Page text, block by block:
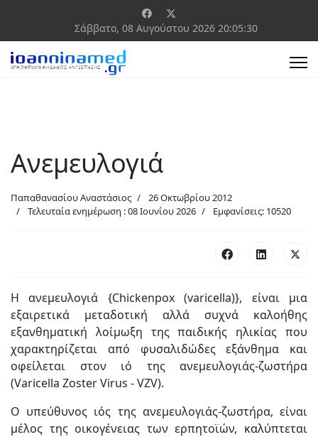
Σάββατο, 08 Αυγούστου 2026 20:05:31
Ανεμευλογιά
Παπαθανασίου Αναστάσιος
26 Οκτωβρίου 2012
Τελευταία ενημέρωση : 08 Ιουνίου 2026
Εμφανίσεις: 10520
Η ανεμευλογιά {Chickenpox (varicella)}, είναι μια
εξαιρετικά μεταδοτική αλλά συχνά καλοήθης
εξανθηματική λοίμωξη της παιδικής ηλικίας που
χαρακτηρίζεται από φυσαλιδώδες εξάν­θημα και
οφείλεται στον ιό της ανεμευλογιάς-ζωστήρα
(Varicella Zoster Virus - VZV).
Ο υπεύθυνος ιός της ανεμευλογιάς-ζωστήρα, είναι
μέλος της οικογένειας των ερπητοϊών, καλύπτεται